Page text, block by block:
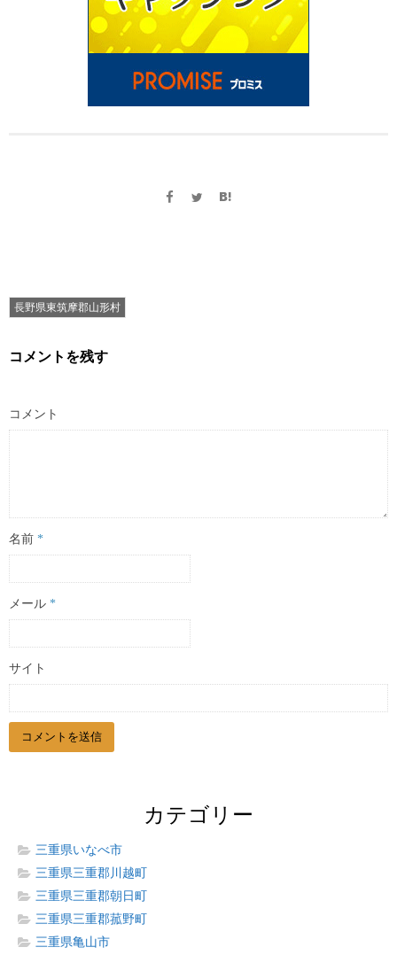
長野県東筑摩郡山形村
コメントを残す
コメント
名前 *
メール *
サイト
カテゴリー
三重県いなべ市
三重県三重郡川越町
三重県三重郡朝日町
三重県三重郡菰野町
三重県亀山市